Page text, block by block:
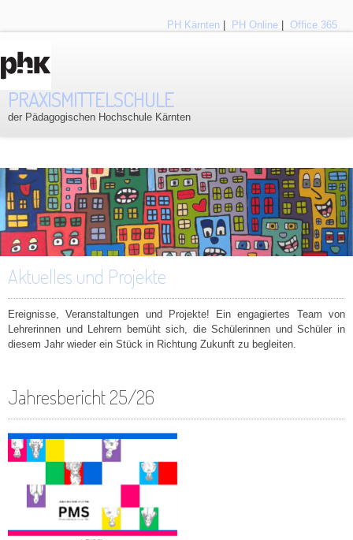
PH Kärnten PH Online Office 365
PRAXISMITTELSCHULE
der Pädagogischen Hochschule Kärnten
Aktuelles und Projekte
Ereignisse, Veranstaltungen und Projekte! Ein engagiertes Team von
Lehrerinnen und Lehrern bemüht sich, die Schülerinnen und Schüler in
diesem Jahr wieder ein Stück in Richtung Zukunft zu begleiten.
Jahresbericht 25/26